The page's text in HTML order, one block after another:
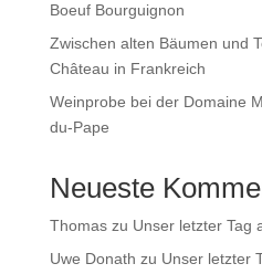
Boeuf Bourguignon
Zwischen alten Bäumen und
Château in Frankreich
Weinprobe bei der Domaine
du-Pape
Neueste
Thomaszu Unser letzter Tag
Uwe Donath zu Unser letzter